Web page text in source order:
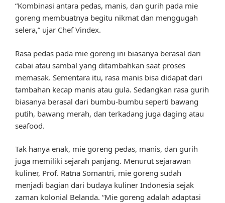
“Kombinasi antara pedas, manis, dan gurih pada mie
goreng membuatnya begitu nikmat dan menggugah
selera,” ujar Chef Vindex.
Rasa pedas pada mie goreng ini biasanya berasal dari
cabai atau sambal yang ditambahkan saat proses
memasak. Sementara itu, rasa manis bisa didapat dari
tambahan kecap manis atau gula. Sedangkan rasa gurih
biasanya berasal dari bumbu-bumbu seperti bawang
putih, bawang merah, dan terkadang juga daging atau
seafood.
Tak hanya enak, mie goreng pedas, manis, dan gurih
juga memiliki sejarah panjang. Menurut sejarawan
kuliner, Prof. Ratna Somantri, mie goreng sudah
menjadi bagian dari budaya kuliner Indonesia sejak
zaman kolonial Belanda. “Mie goreng adalah adaptasi